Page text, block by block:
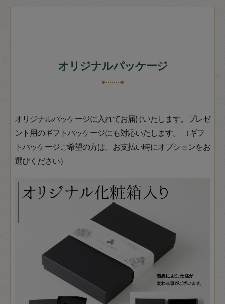
オリジナルパッケージ
オリジナルパッケージに入れてお届けいたします。プレゼ
ント用のギフトパッケージにも対応いたします。 （ギフ
トパッケージご希望の方は、お支払い時にオプションをお
選びください）